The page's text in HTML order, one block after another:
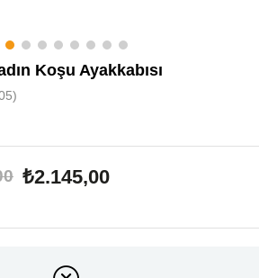
Koşu Ayakkabısı
₺2.145,00